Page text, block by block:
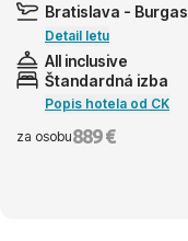
Bratislava - Burgas
Detail letu
All inclusive
Štandardná izba
Popis hotela od CK
za osobu889 €